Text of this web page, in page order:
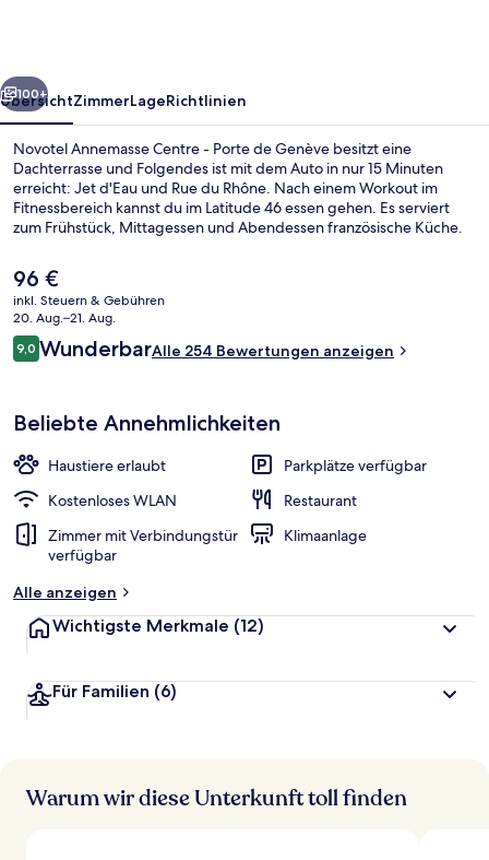
Genève
Weiter
100+
ÜbersichtZimmerLageRichtlinien
Novotel Annemasse Centre - Porte de Genève besitzt eine
Dachterrasse und Folgendes ist mit dem Auto in nur 15 Minuten
erreicht: Jet d'Eau und Rue du Rhône. Nach einem Workout im
Fitnessbereich kannst du im Latitude 46 essen gehen. Es serviert
zum Frühstück, Mittagessen und Abendessen französische Küche.
entfernt: Genève Plage und Universität Genf.
Der
aktuelle
Preis
beträgt
96 €.
96 €
inkl. Steuern & Gebühren
20. Aug.–21. Aug.
Bewertungen
9,09,0 von 10.
WunderbarAlle 254 Bewertungen anzeigen
Beliebte Annehmlichkeiten
Haustiere erlaubt
Parkplätze verfügbar
Kostenloses WLAN
Restaurant
Zimmer mit Verbindungstür
verfügbar
Klimaanlage
Alle anzeigen
Wichtigste Merkmale (12)
Für Familien (6)
Warum wir diese Unterkunft toll finden